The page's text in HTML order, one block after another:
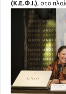
(Κ.Ε.Φ.Ι.) , στο